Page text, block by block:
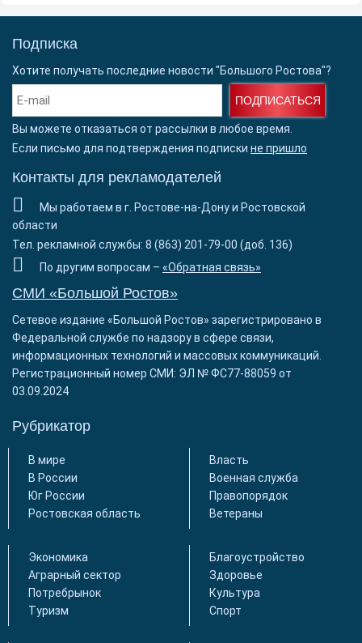
Подписка
Хотите получать последние новости "Большого Ростова"?
ПОДПИСАТЬСЯ
Вы можете отказаться от рассылки в любое время.
Если письмо для подтверждения подписки не пришло
Контакты для рекламодателей
Мы работаем в г. Ростове-на-Дону и Ростовской
области
Тел. рекламной службы: 8 (863) 201-79-00 (доб. 136)
По другим вопросам – «Обратная связь»
СМИ «Большой Ростов»
Сетевое издание «Большой Ростов» зарегистрировано в
Федеральной службе по надзору в сфере связи,
информационных технологий и массовых коммуникаций.
Регистрационный номер СМИ: ЭЛ № ФС77-88059 от
03.09.2024
Рубрикатор
В мире
В России
Юг России
Ростовская область
Власть
Военная служба
Правопорядок
Ветераны
Экономика
Аграрный сектор
Потребрынок
Туризм
Благоустройство
Здоровье
Культура
Спорт